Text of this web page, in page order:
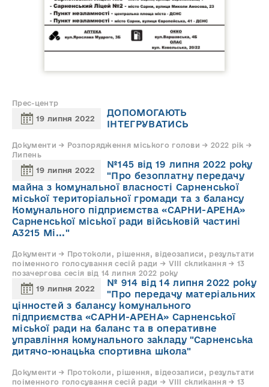
Прес-центр
19 липня 2022
ДОПОМОГАЮТЬ
ІНТЕГРУВАТИСЬ
Документи → Розпорядження міського голови → 2022 рік →
Липень
19 липня 2022
№145 від 19 липня 2022 року
"Про безоплатну передачу
майна з комунальної власності Сарненської
міської територіальної громади та з балансу
Комунального підприємства «САРНИ-АРЕНА»
Сарненської міської ради військовій частині
А3215 Мі..."
Документи → Протоколи, рішення, відеозаписи, результати
поіменного голосування сесій ради → VIII скликання → 13
позачергова сесія від 14 липня 2022 року
19 липня 2022
№ 914 від 14 липня 2022 року
"Про передачу матеріальних
цінностей з балансу комунального
підприємства «САРНИ-АРЕНА» Сарненської
міської ради на баланс та в оперативне
управління комунального закладу "Сарненська
дитячо-юнацька спортивна школа"
Документи → Протоколи, рішення, відеозаписи, результати
поіменного голосування сесій ради → VIII скликання → 13